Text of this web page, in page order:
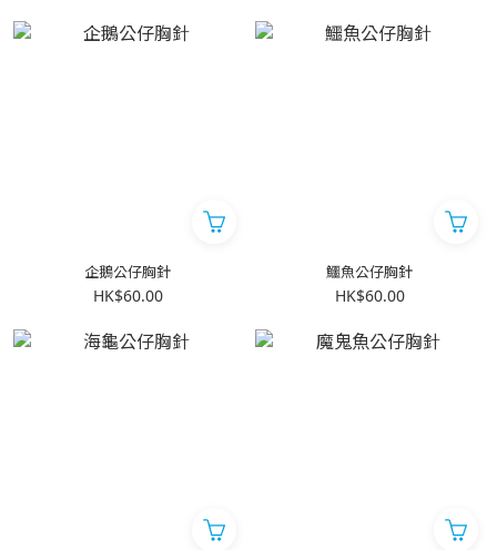
企鵝公仔胸針
HK$60.00
鱷魚公仔胸針
HK$60.00